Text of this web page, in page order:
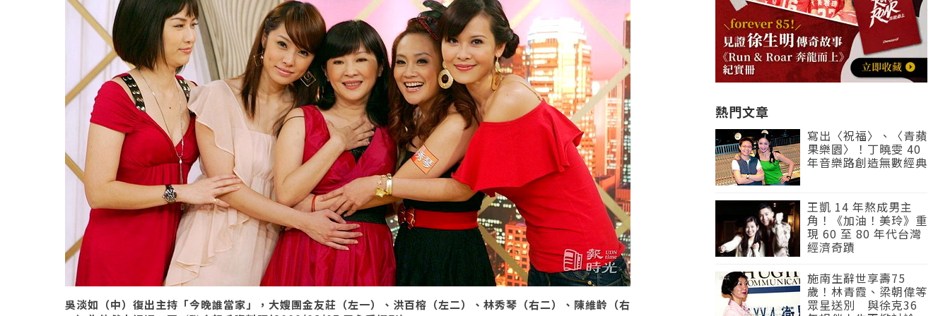
吳淡如（中）復出主持「今晚誰當家」，大嫂團金友莊（左一）、洪百榕（左二）、林秀琴（右二）、陳維齡（右
熱門文章
寫出〈祝福〉、〈青蘋
果樂園〉！丁曉雯 40
年音樂路創造無數經典
王凱 14 年熬成男主
角！《加油！美玲》重
現 60 至 80 年代台灣
經濟奇蹟
施南生辭世享壽75
歲！林青霞、梁朝偉等
眾星送別 與徐克36